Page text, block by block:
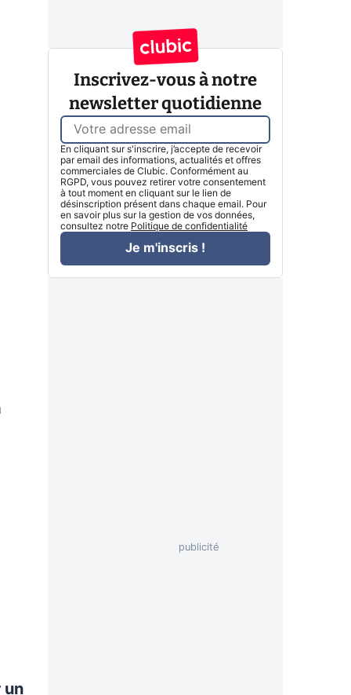
un
Inscrivez-vous à notre
newsletter quotidienne
En cliquant sur s'inscrire, j’accepte de recevoir
par email des informations, actualités et offres
commerciales de Clubic. Conformément au
RGPD, vous pouvez retirer votre consentement
à tout moment en cliquant sur le lien de
désinscription présent dans chaque email. Pour
en savoir plus sur la gestion de vos données,
consultez notre Politique de confidentialité
Je m'inscris !